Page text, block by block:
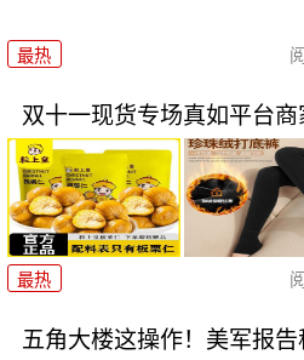
最热
双十一现货专场真如平台商
最热
五角大楼这操作！美军报告